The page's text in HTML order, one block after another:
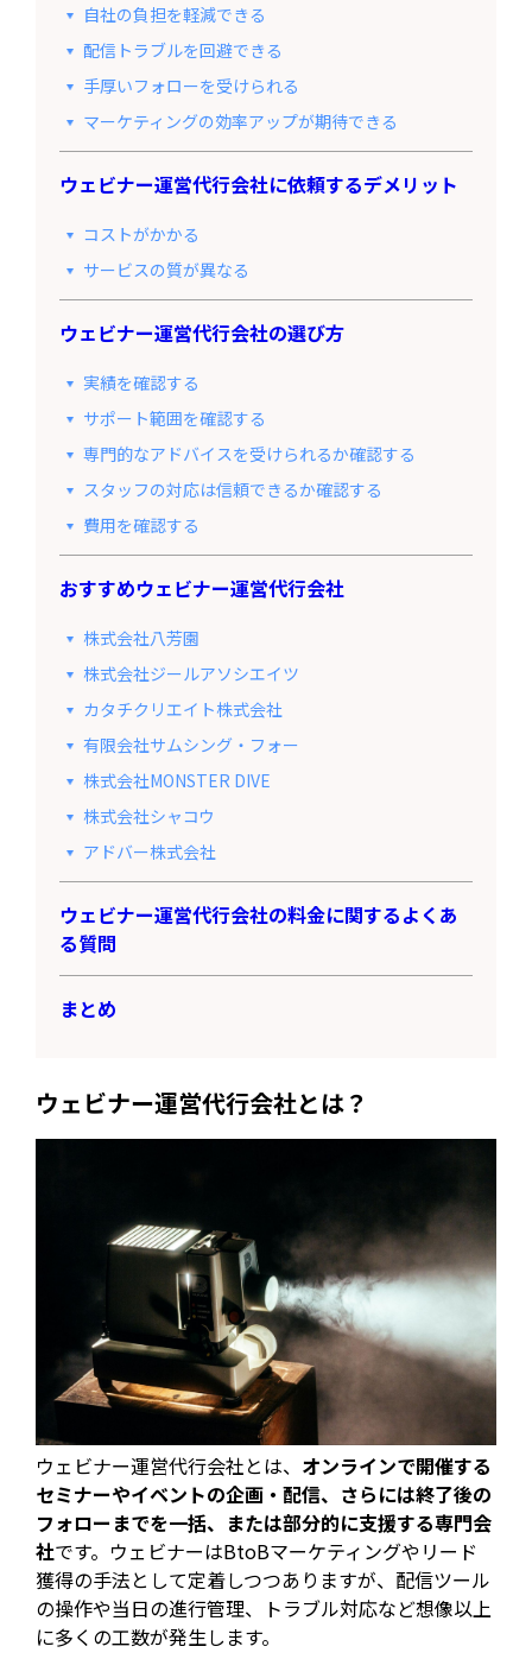
自社の負担を軽減できる
配信トラブルを回避できる
手厚いフォローを受けられる
マーケティングの効率アップが期待できる
ウェビナー運営代行会社に依頼するデメリット
コストがかかる
サービスの質が異なる
ウェビナー運営代行会社の選び方
実績を確認する
サポート範囲を確認する
専門的なアドバイスを受けられるか確認する
スタッフの対応は信頼できるか確認する
費用を確認する
おすすめウェビナー運営代行会社
株式会社八芳園
株式会社ジールアソシエイツ
カタチクリエイト株式会社
有限会社サムシング・フォー
株式会社MONSTER DIVE
株式会社シャコウ
アドバー株式会社
ウェビナー運営代行会社の料金に関するよくあ
る質問
まとめ
ウェビナー運営代行会社とは？
ウェビナー運営代行会社とは、 オンラインで開催する
セミナーやイベントの企画・配信、さらには終了後の
フォローまでを一括、または部分的に支援する専門会
社です。ウェビナーはBtoBマーケティングやリード
獲得の手法として定着しつつありますが、配信ツール
の操作や当日の進行管理、トラブル対応など想像以上
に多くの工数が発生します。